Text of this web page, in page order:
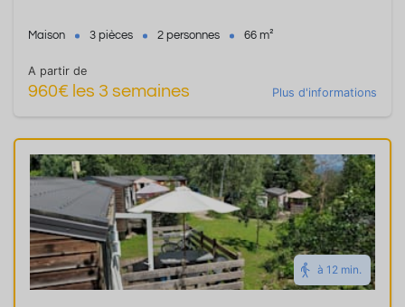
Maison 3 pièces 2 personnes 66 m²
A partir de
960€ les 3 semaines Plus d'informations
à 12 min.